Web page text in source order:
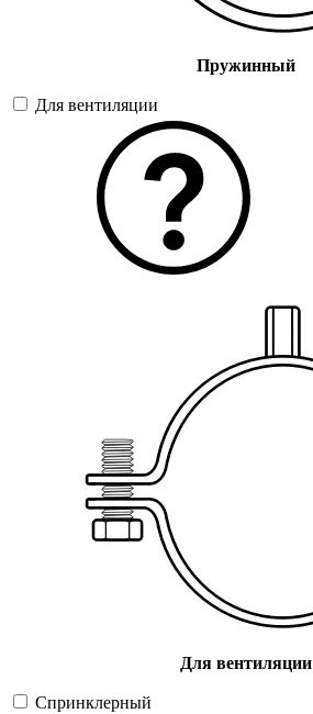
Пружинный
Для вентиляции
Для вентиляции
Спринклерный